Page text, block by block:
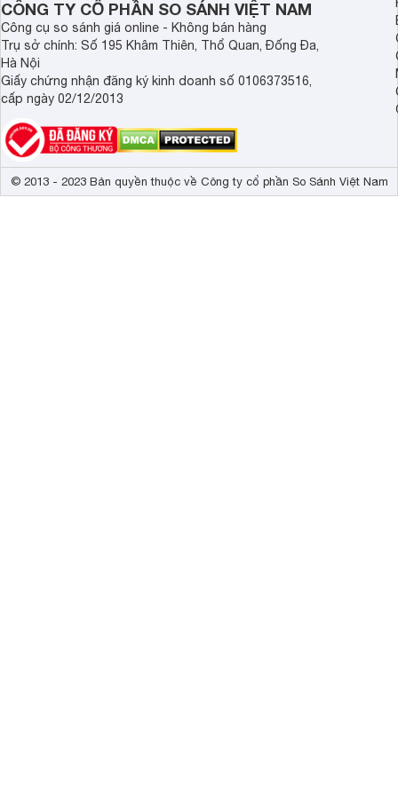
CÔNG TY CỔ PHẦN SO SÁNH VIỆT NAM
Công cụ so sánh giá online - Không bán hàng
Trụ sở chính: Số 195 Khâm Thiên, Thổ Quan, Đống Đa,
Hà Nội
Giấy chứng nhận đăng ký kinh doanh số 0106373516,
cấp ngày 02/12/2013
© 2013 - 2023 Bản quyền thuộc về Công ty cổ phần So Sánh Việt Nam